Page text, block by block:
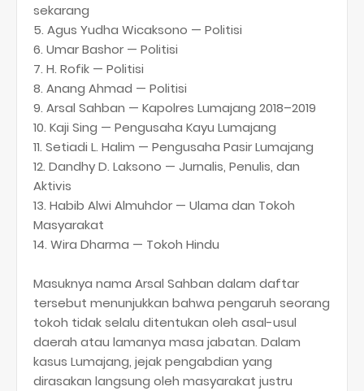
sekarang
5. Agus Yudha Wicaksono — Politisi
6. Umar Bashor — Politisi
7. H. Rofik — Politisi
8. Anang Ahmad — Politisi
9. Arsal Sahban — Kapolres Lumajang 2018–2019
10. Kaji Sing — Pengusaha Kayu Lumajang
11. Setiadi L. Halim — Pengusaha Pasir Lumajang
12. Dandhy D. Laksono — Jurnalis, Penulis, dan
Aktivis
13. Habib Alwi Almuhdor — Ulama dan Tokoh
Masyarakat
14. Wira Dharma — Tokoh Hindu
Masuknya nama Arsal Sahban dalam daftar
tersebut menunjukkan bahwa pengaruh seorang
tokoh tidak selalu ditentukan oleh asal-usul
daerah atau lamanya masa jabatan. Dalam
kasus Lumajang, jejak pengabdian yang
dirasakan langsung oleh masyarakat justru